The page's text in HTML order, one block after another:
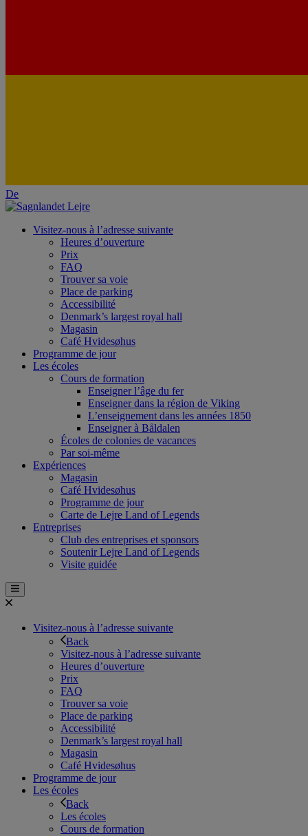
De
Visitez-nous à l’adresse suivante
Heures d’ouverture
Prix
FAQ
Trouver sa voie
Place de parking
Accessibilité
Denmark’s largest royal hall
Magasin
Café Hvidesøhus
Programme de jour
Les écoles
Cours de formation
Enseigner l’âge du fer
Enseigner dans la région de Viking
L’enseignement dans les années 1850
Enseigner à Båldalen
Écoles de colonies de vacances
Par soi-même
Expériences
Magasin
Café Hvidesøhus
Programme de jour
Carte de Lejre Land of Legends
Entreprises
Club des entreprises et sponsors
Soutenir Lejre Land of Legends
Visite guidée
Visitez-nous à l’adresse suivante
Back
Visitez-nous à l’adresse suivante
Heures d’ouverture
Prix
FAQ
Trouver sa voie
Place de parking
Accessibilité
Denmark’s largest royal hall
Magasin
Café Hvidesøhus
Programme de jour
Les écoles
Back
Les écoles
Cours de formation